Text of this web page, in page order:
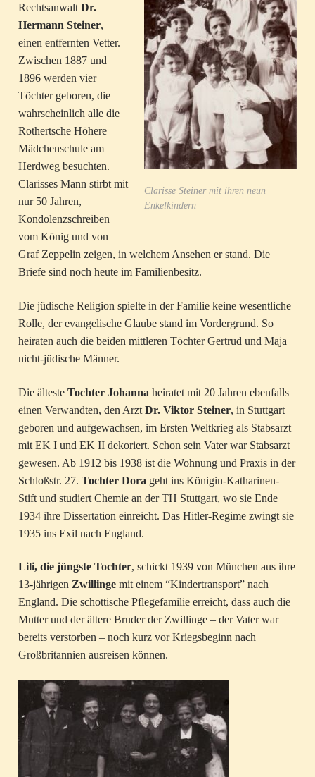
Clarisse Steiner mit ihren neun
Enkelkindern
Rechtsanwalt Dr.
Hermann Steiner,
einen entfernten Vetter.
Zwischen 1887 und
1896 werden vier
Töchter geboren, die
wahrscheinlich alle die
Rothertsche Höhere
Mädchenschule am
Herdweg besuchten.
Clarisses Mann stirbt mit
nur 50 Jahren,
Kondolenzschreiben
vom König und von
Graf Zeppelin zeigen, in welchem Ansehen er stand. Die
Briefe sind noch heute im Familienbesitz.
Die jüdische Religion spielte in der Familie keine wesentliche
Rolle, der evangelische Glaube stand im Vordergrund. So
heiraten auch die beiden mittleren Töchter Gertrud und Maja
nicht-jüdische Männer.
Die älteste Tochter Johanna heiratet mit 20 Jahren ebenfalls
einen Verwandten, den Arzt Dr. Viktor Steiner, in Stuttgart
geboren und aufgewachsen, im Ersten Weltkrieg als Stabsarzt
mit EK I und EK II dekoriert. Schon sein Vater war Stabsarzt
gewesen. Ab 1912 bis 1938 ist die Wohnung und Praxis in der
Schloßstr. 27. Tochter Dora geht ins Königin-Katharinen-
Stift und studiert Chemie an der TH Stuttgart, wo sie Ende
1934 ihre Dissertation einreicht. Das Hitler-Regime zwingt sie
1935 ins Exil nach England.
Lili, die jüngste Tochter, schickt 1939 von München aus ihre
13-jährigen Zwillinge mit einem “Kindertransport” nach
England. Die schottische Pflegefamilie erreicht, dass auch die
Mutter und der ältere Bruder der Zwillinge – der Vater war
bereits verstorben – noch kurz vor Kriegsbeginn nach
Großbritannien ausreisen können.